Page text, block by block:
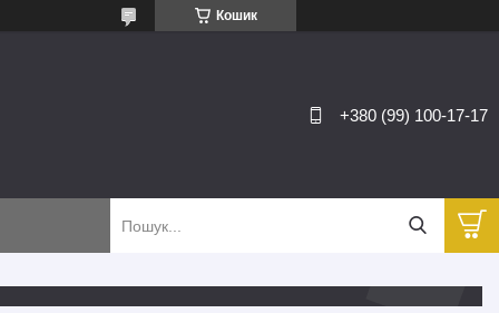
Кошик
+380 (99) 100-17-17